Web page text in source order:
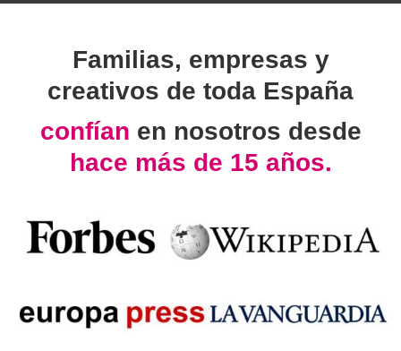
Familias, empresas y
creativos de toda España
confían en nosotros desde
hace más de 15 años.